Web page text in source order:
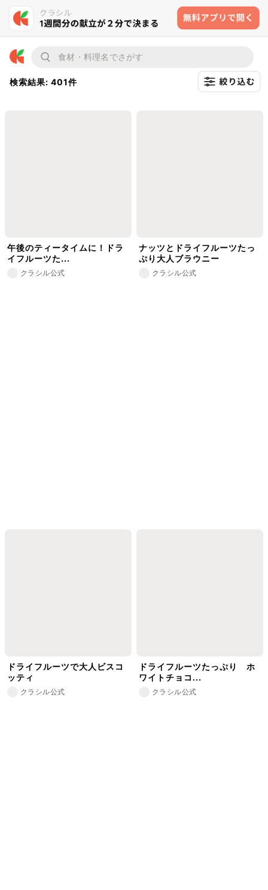
検索結果: 401件
午後のティータイムに！ドラ
イフルーツた...
クラシル公式
ナッツとドライフルーツたっ
ぷり大人ブラウニー
クラシル公式
ドライフルーツで大人ビスコ
ッティ
クラシル公式
ドライフルーツたっぷり ホ
ワイトチョコ...
クラシル公式